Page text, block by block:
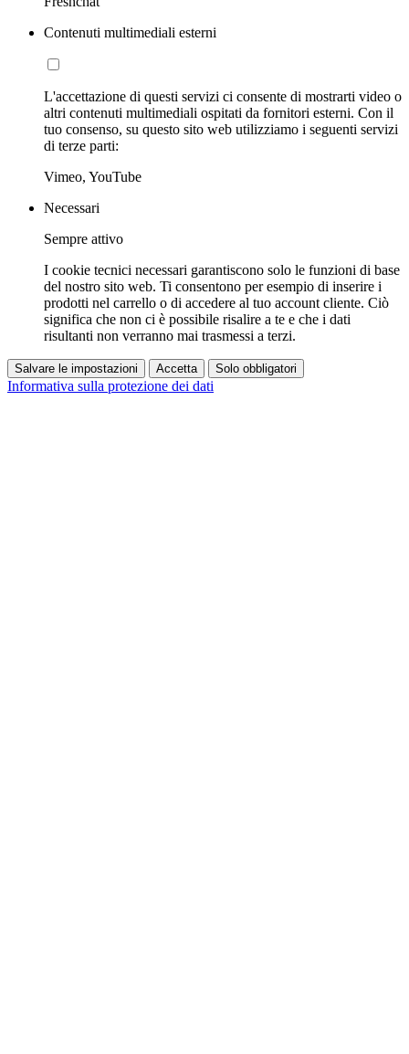
Contenuti multimediali esterni
L'accettazione di questi servizi ci consente di mostrarti video o
altri contenuti multimediali ospitati da fornitori esterni. Con il
tuo consenso, su questo sito web utilizziamo i seguenti servizi
di terze parti:
Vimeo, YouTube
Necessari
Sempre attivo
I cookie tecnici necessari garantiscono solo le funzioni di base
del nostro sito web. Ti consentono per esempio di inserire i
prodotti nel carrello o di accedere al tuo account cliente. Ciò
significa che non ci è possibile risalire a te e che i dati
risultanti non verranno mai trasmessi a terzi.
Salvare le impostazioni Accetta Solo obbligatori
Informativa sulla protezione dei dati